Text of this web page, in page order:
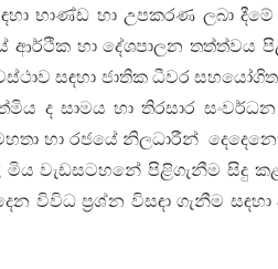
භාණ්ඩ හා උපකරණ ලබා
ආර්ථික හා දේශපාලන තත්ත්වය
සඳහා ජාතික ධීවර
ද සාමය හා තිරසාර
හා රජයේ නිලධාරීන්
වැඩසටහනේ පිළිගැනීම සිදු
විවිධ ප්‍රශ්න විසඳා ගැනීම